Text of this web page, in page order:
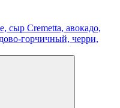
сыр Cremetta, авокадо,
горчичный, черри,